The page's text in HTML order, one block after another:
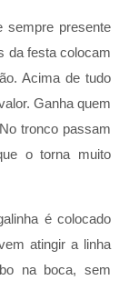
sempre presente
da festa colocam
Acima de tudo
Ganha quem
tronco passam
o torna muito
é colocado
atingir a linha
na boca, sem